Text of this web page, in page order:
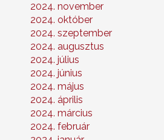
2024. november
2024. október
2024. szeptember
2024. augusztus
2024. július
2024. június
2024. május
2024. április
2024. március
2024. február